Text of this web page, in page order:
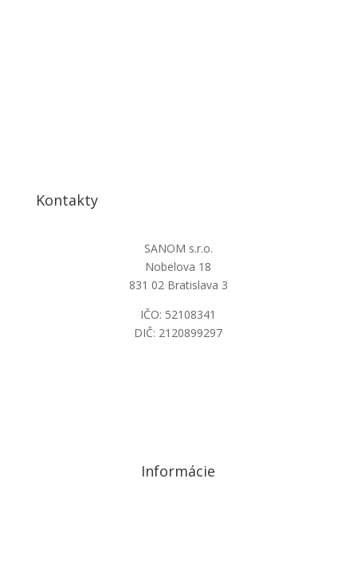
Kontakty
SANOM s.r.o.
Nobelova 18
831 02 Bratislava 3
IČO: 52108341
DIČ: 2120899297
Informácie